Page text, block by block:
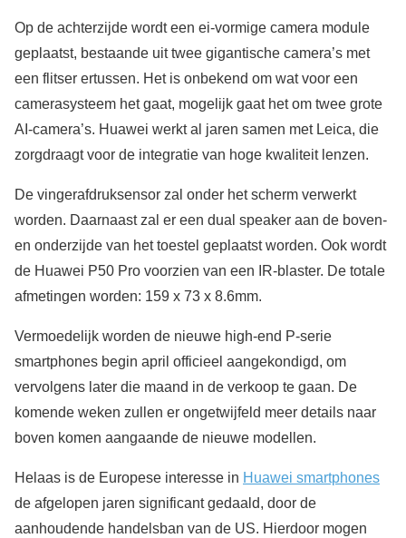
Op de achterzijde wordt een ei-vormige camera module
geplaatst, bestaande uit twee gigantische camera’s met
een flitser ertussen. Het is onbekend om wat voor een
camerasysteem het gaat, mogelijk gaat het om twee grote
AI-camera’s. Huawei werkt al jaren samen met Leica, die
zorgdraagt voor de integratie van hoge kwaliteit lenzen.
De vingerafdruksensor zal onder het scherm verwerkt
worden. Daarnaast zal er een dual speaker aan de boven-
en onderzijde van het toestel geplaatst worden. Ook wordt
de Huawei P50 Pro voorzien van een IR-blaster. De totale
afmetingen worden: 159 x 73 x 8.6mm.
Vermoedelijk worden de nieuwe high-end P-serie
smartphones begin april officieel aangekondigd, om
vervolgens later die maand in de verkoop te gaan. De
komende weken zullen er ongetwijfeld meer details naar
boven komen aangaande de nieuwe modellen.
Helaas is de Europese interesse in Huawei smartphones
de afgelopen jaren significant gedaald, door de
aanhoudende handelsban van de US. Hierdoor mogen